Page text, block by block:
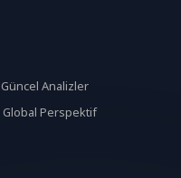
Güncel Analizler
Global Perspektif